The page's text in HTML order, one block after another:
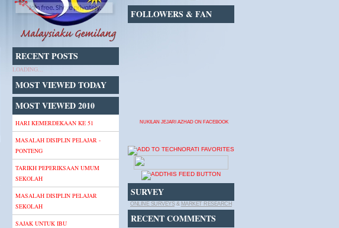
RECENT POSTS
LOADING...
MOST VIEWED TODAY
MOST VIEWED 2010
HARI KEMERDEKAAN KE 51
MASALAH DISIPLIN PELAJAR -
PONTENG
TARIKH PEPERIKSAAN UMUM
SEKOLAH
MASALAH DISIPLIN PELAJAR
SEKOLAH
SAJAK UNTUK IBU
FOLLOWERS & FAN
NUKILAN JEJARI AZHAD ON FACEBOOK
SURVEY
ONLINE SURVEYS& MARKET RESEARCH
RECENT COMMENTS